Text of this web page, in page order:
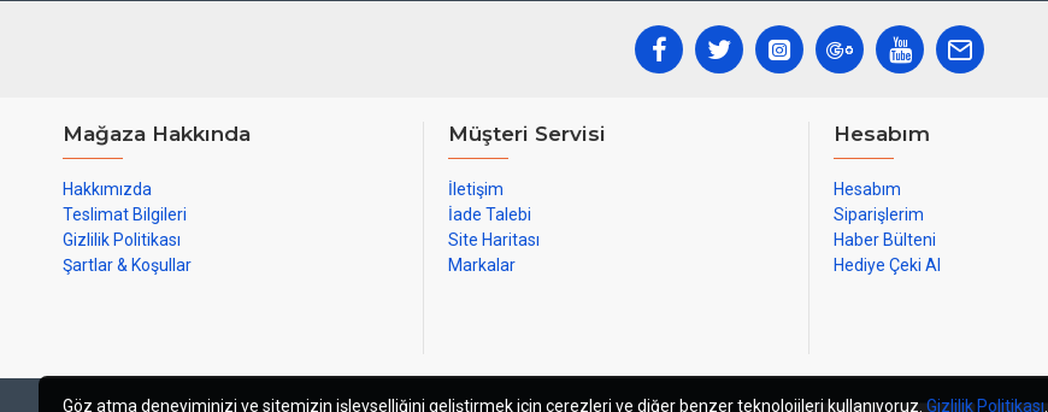
Mağaza Hakkında
Hakkımızda
Teslimat Bilgileri
Gizlilik Politikası
Şartlar & Koşullar
Müşteri Servisi
İletişim
İade Talebi
Site Haritası
Markalar
Hesabım
Hesabım
Siparişlerim
Haber Bülteni
Hediye Çeki Al
Göz atma deneyiminizi ve sitemizin işlevselliğini geliştirmek için çerezleri ve diğer benzer teknolojileri kullanıyoruz. Gizlilik Politikası.